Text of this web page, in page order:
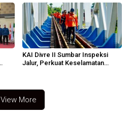
KAI Divre II Sumbar Inspeksi
Jalur, Perkuat Keselamatan
View More